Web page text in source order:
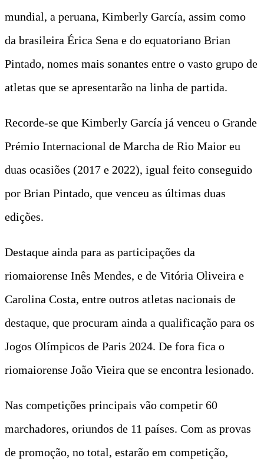
mundial, a peruana, Kimberly García, assim como
da brasileira Érica Sena e do equatoriano Brian
Pintado, nomes mais sonantes entre o vasto grupo de
atletas que se apresentarão na linha de partida.
Recorde-se que Kimberly García já venceu o Grande
Prémio Internacional de Marcha de Rio Maior eu
duas ocasiões (2017 e 2022), igual feito conseguido
por Brian Pintado, que venceu as últimas duas
edições.
Destaque ainda para as participações da
riomaiorense Inês Mendes, e de Vitória Oliveira e
Carolina Costa, entre outros atletas nacionais de
destaque, que procuram ainda a qualificação para os
Jogos Olímpicos de Paris 2024. De fora fica o
riomaiorense João Vieira que se encontra lesionado.
Nas competições principais vão competir 60
marchadores, oriundos de 11 países. Com as provas
de promoção, no total, estarão em competição,